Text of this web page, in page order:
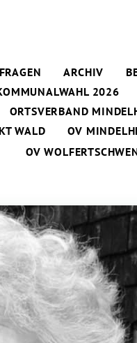
ARCHIV
2026
ORTSVERBAND
WALD
OV
OV